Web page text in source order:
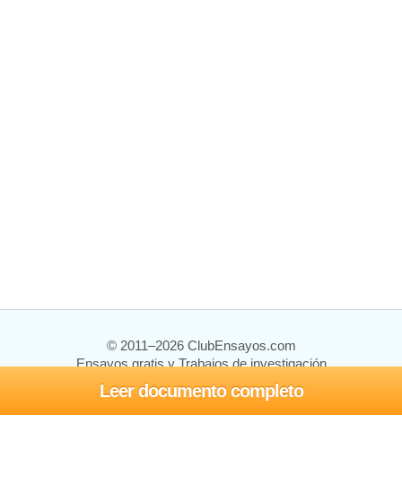
Leer documento completo
© 2011–2026 ClubEnsayos.com
Ensayos gratis y Trabajos de investigación